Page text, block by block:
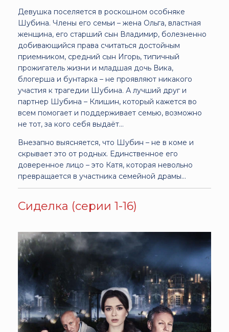
Девушка поселяется в роскошном особняке
Шубина. Члены его семьи – жена Ольга, властная
женщина, его старший сын Владимир, болезненно
добивающийся права считаться достойным
приемником, средний сын Игорь, типичный
прожигатель жизни и младшая дочь Вика,
блогерша и бунтарка – не проявляют никакого
участия к трагедии Шубина. А лучший друг и
партнер Шубина – Клишин, который кажется во
всем помогает и поддерживает семью, возможно
не тот, за кого себя выдаёт…
Внезапно выясняется, что Шубин – не в коме и
скрывает это от родных. Единственное его
доверенное лицо – это Катя, которая невольно
превращается в участника семейной драмы…
Сиделка (серии 1-16)